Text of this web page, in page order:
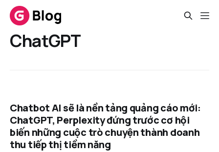
ChatGPT
Chatbot AI sẽ là nền tảng quảng cáo mới:
ChatGPT, Perplexity đứng trước cơ hội
biến những cuộc trò chuyện thành doanh
thu tiếp thị tiềm năng